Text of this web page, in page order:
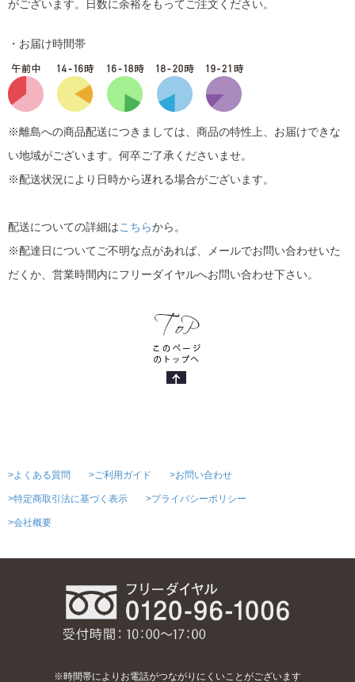
がございます。日数に余裕をもってご注文ください。
・お届け時間帯
※離島への商品配送につきましては、商品の特性上、お届けできな
い地域がございます。何卒ご了承くださいませ。
※配送状況により日時から遅れる場合がございます。
配送についての詳細はこちらから。
※配達日についてご不明な点があれば、メールでお問い合わせいた
だくか、営業時間内にフリーダイヤルへお問い合わせ下さい。
>よくある質問 >ご利用ガイド >お問い合わせ
>特定商取引法に基づく表示 >プライバシーポリシー
>会社概要
※時間帯によりお電話がつながりにくいことがございます